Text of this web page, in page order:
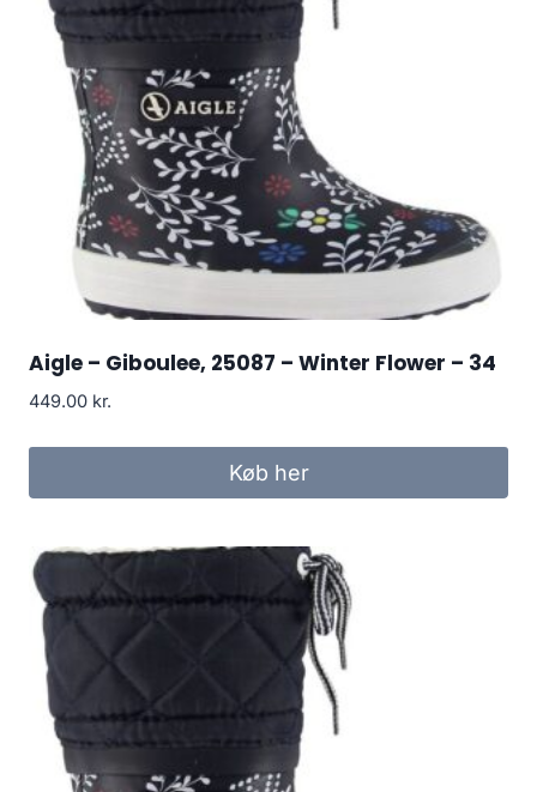
Aigle – Giboulee, 25087 – Winter Flower – 34
449.00 kr.
Køb her